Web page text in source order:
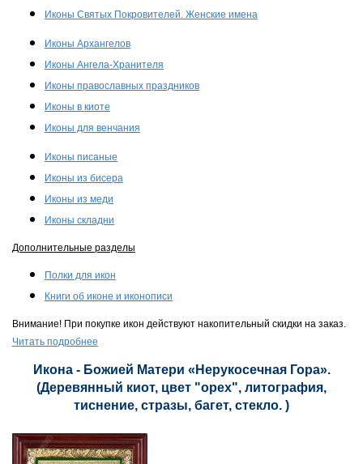
Иконы Святых Покровителей. Женские имена
Иконы Архангелов
Иконы Ангела-Хранителя
Иконы православных праздников
Иконы в киоте
Иконы для венчания
Иконы писаные
Иконы из бисера
Иконы из меди
Иконы складни
Дополнительные разделы
Полки для икон
Книги об иконе и иконописи
Внимание! При покупке икон действуют накопительный скидки на заказ.
Читать подробнее
Икона - Божией Матери «Нерукосечная Гора».
(Деревянный киот, цвет "орех", литография,
тиснение, стразы, багет, стекло. )